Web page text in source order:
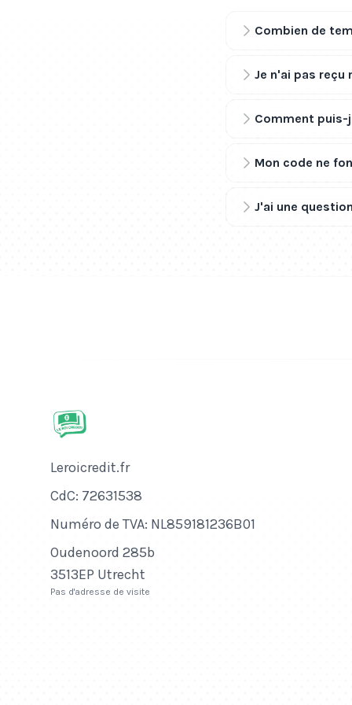
Combien de
Je n'ai pas reçu
Comment puis-
Mon code ne
J'ai une
Nom de l'entreprise
Leroicredit.fr
Numéro de CdC
CdC: 72631538
Numéro de TVA
Numéro de TVA: NL859181236B01
Adresse
Oudenoord 285b
3513EP Utrecht
Pas d'adresse de visite